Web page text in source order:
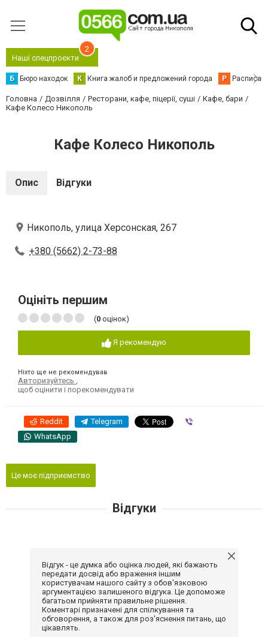
Наші спецпроєкти
2
Б Бюро находок К Книга жалоб и предложений города Р
Головна Дозвілля Ресторани, кафе, піцерії, суші
Кафе, бари
Кафе Колесо Никополь
Кафе Колесо Никополь
Опис Відгуки
Никополь, улица Херсонская, 267
+380 (5662) 2-73-88
Оцініть першим
(0 оцінок)
Я рекомендую
Ніхто ще не рекомендував
Авторизуйтесь
щоб оцінити і порекомендувати
Reddit Telegram
WhatsApp
Це моє підприємство
Відгуки
Відгук - це думка або оцінка людей, які бажають
передати досвід або враження іншим
користувачам нашого сайту з обов'язковою
аргументацією залишеного відгука. Це допоможе
багатьом прийняти правильне рішення.
Коментарі призначені для спілкування та
обговорення, а також для роз'яснення питань, що
цікавлять.